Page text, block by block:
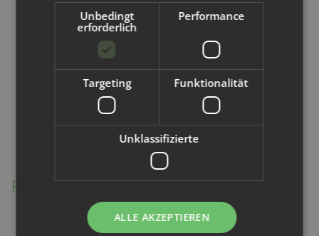
Nicht feucht in der Hosentasche aufbewahren (besser in
einem kleinen Wetbag)
Waschbar bei60°C
Auf Weichspüler, Bleiche und Chlor verzichten (schont die
Fasern & erhält die Saugkraft)
Bügeln ist empfehlenswert – Hitze reduziert Keime zusätzlich
Produktdetails
10 Stofftaschentücher
Unbedingt
erforderlich
Performance
Targeting Funktionalität
Unklassifizierte
ALLE AKZEPTIEREN